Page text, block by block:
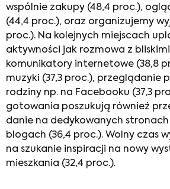
wspólnie zakupy (48,4 proc.),
(44,4 proc.), oraz organizujemy
proc.). Na kolejnych miejscach
aktywności jak rozmowa z
komunikatory internetowe (38,8
muzyki (37,3 proc.), przeglądanie
rodziny np. na Facebooku (37,3
gotowania poszukują również
danie na dedykowanych
blogach (36,4 proc.). Wolny czas
na szukanie inspiracji na nowy
mieszkania (32,4 proc.).